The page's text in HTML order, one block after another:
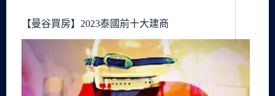
【曼谷買房】2023泰國前十大建商